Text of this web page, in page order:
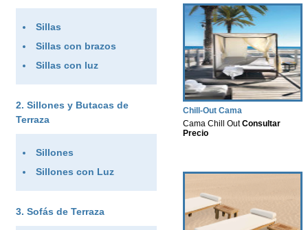
Chill-Out Cama
Cama Chill OutConsultar
Precio
Sillas
Sillas con brazos
Sillas con luz
Sillones y Butacas de
Terraza
Sillones
Sillones con Luz
Sofás de Terraza